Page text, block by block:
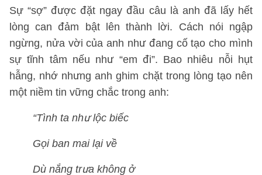
Sự “sợ” được đặt ngay đầu câu là anh đã lấy hết
lòng can đảm bật lên thành lời. Cách nói ngập
ngừng, nửa vời của anh như đang cố tạo cho mình
sự tĩnh tâm nếu như “em đi”. Bao nhiêu nỗi hụt
hẫng, nhớ nhưng anh ghim chặt trong lòng tạo nên
một niềm tin vững chắc trong anh:
“Tình ta như lộc biếc
Gọi ban mai lại về
Dù nắng trưa không ở